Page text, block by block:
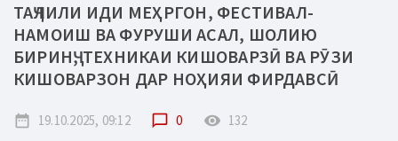
ТАҶЛИЛИ ИДИ МЕҲРГОН, ФЕСТИВАЛ-
НАМОИШ ВА ФУРУШИ АСАЛ, ШОЛИЮ
БИРИНҶ, ТЕХНИКАИ КИШОВАРЗӢ ВА РӮЗИ
КИШОВАРЗОН ДАР НОҲИЯИ ФИРДАВСӢ
date_range 19.10.2025, 09:12 chat_bubble_outline 0 remove_red_eye 132